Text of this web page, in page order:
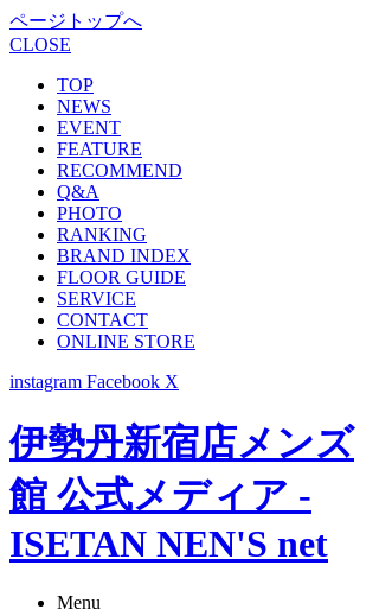
ページトップへ
CLOSE
TOP
NEWS
EVENT
FEATURE
RECOMMEND
Q&A
PHOTO
RANKING
BRAND INDEX
FLOOR GUIDE
SERVICE
CONTACT
ONLINE STORE
instagram Facebook X
伊勢丹新宿店メンズ
館 公式メディア -
ISETAN NEN'S net
Menu